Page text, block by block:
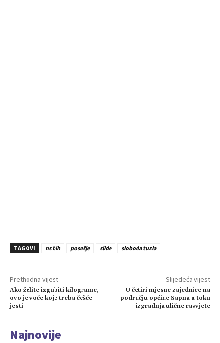
TAGOVI ns bih posušje slide sloboda tuzla
Prethodna vijest
Ako želite izgubiti kilograme,
ovo je voće koje treba češće
jesti
Slijedeća vijest
U četiri mjesne zajednice na
području općine Sapna u toku
izgradnja ulične rasvjete
Najnovije